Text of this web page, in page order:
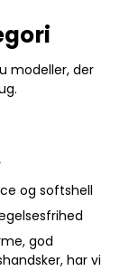
modeller, der
og softshell
god
har vi